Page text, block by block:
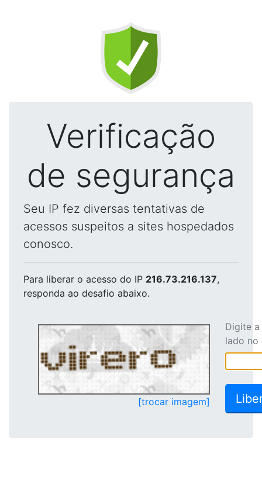
Verificação
de segurança
Seu IP fez diversas tentativas de
acessos suspeitos a sites hospedados
conosco.
Para liberar o acesso do IP 216.73.216.137,
responda ao desafio abaixo.
[trocar imagem]
Digite
lado no